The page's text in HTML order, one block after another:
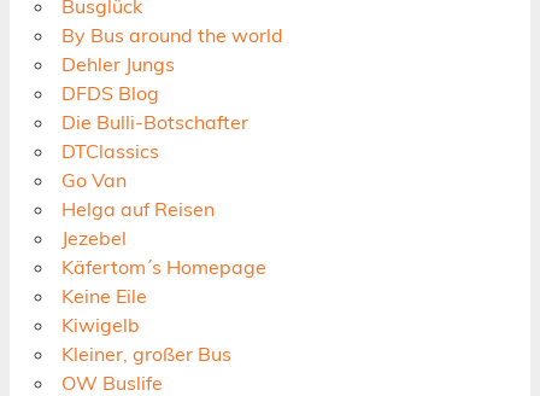
Busglück
By Bus around the world
Dehler Jungs
DFDS Blog
Die Bulli-Botschafter
DTClassics
Go Van
Helga auf Reisen
Jezebel
Käfertom´s Homepage
Keine Eile
Kiwigelb
Kleiner, großer Bus
OW Buslife